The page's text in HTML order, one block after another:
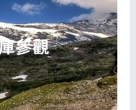
摩羯座 射手座
運勢測算